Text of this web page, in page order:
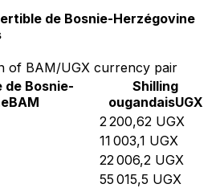
de Bosnie-Herzégovine
of BAM/UGX currency pair
Bosnie-
BAM
Shilling
ougandaisUGX
2 200,62 UGX
11 003,1 UGX
22 006,2 UGX
55 015,5 UGX